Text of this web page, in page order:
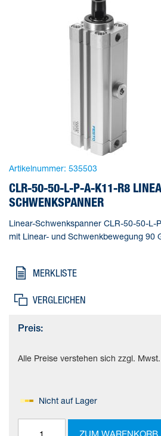
Artikelnummer: 535503
CLR-50-50-L-P-A-K11-R8
SCHWENKSPANNER
Linear-Schwenkspanner CLR-50-50-L-
mit Linear- und Schwenkbewegung 90
Durchmesser=50 mm,
MERKLISTE
VERGLEICHEN
Preis:
Alle Preise verstehen sich zzgl.
Nicht auf Lager
ZUM WARENKORB